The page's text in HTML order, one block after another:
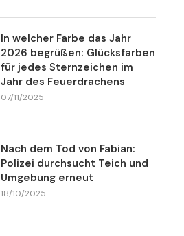
In welcher Farbe das Jahr
2026 begrüßen: Glücksfarben
für jedes Sternzeichen im
Jahr des Feuerdrachens
07/11/2025
Nach dem Tod von Fabian:
Polizei durchsucht Teich und
Umgebung erneut
18/10/2025